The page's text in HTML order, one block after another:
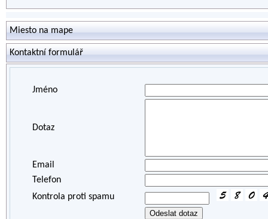
Miesto na mape
Kontaktní formulář
Jméno
Dotaz
Email
Telefon
Kontrola proti spamu